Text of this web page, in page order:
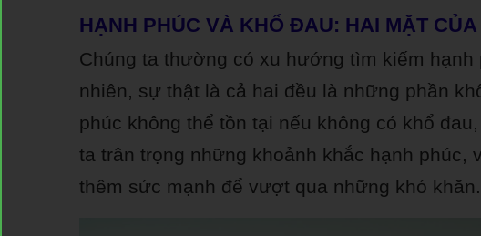
HẠNH PHÚC VÀ KHỔ ĐAU: HAI MẶT
Chúng ta thường có xu hướng tìm kiếm hạnh
nhiên, sự thật là cả hai đều là những phần
phúc không thể tồn tại nếu không có khổ
ta trân trọng những khoảnh khắc hạnh phúc,
thêm sức mạnh để vượt qua những khó khăn.